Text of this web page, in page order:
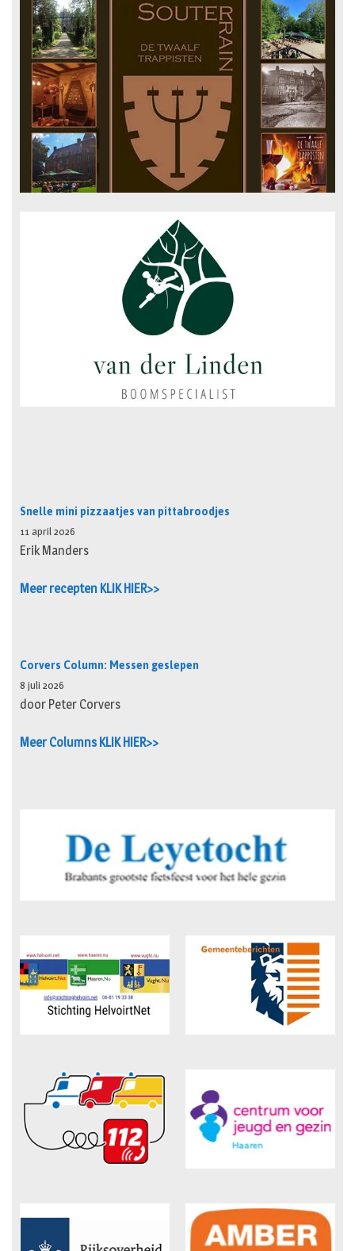
Snelle mini pizzaatjes van pittabroodjes
11 april 2026
Erik Manders
Meer recepten KLIK HIER>>
Corvers Column: Messen geslepen
8 juli 2026
door Peter Corvers
Meer Columns KLIK HIER>>